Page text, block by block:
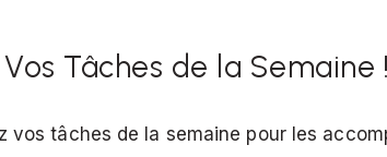
Tâches de la Semaine !
vos tâches de la semaine pour les